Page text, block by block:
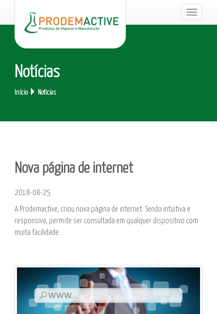
Toggle
Notícias
Início Notícias
Nova página de internet
2018-08-25
A Prodemactive, criou nova página de internet. Sendo intuitiva e
responsiva, permite ser consultada em qualquer dispositivo com
muita facilidade.